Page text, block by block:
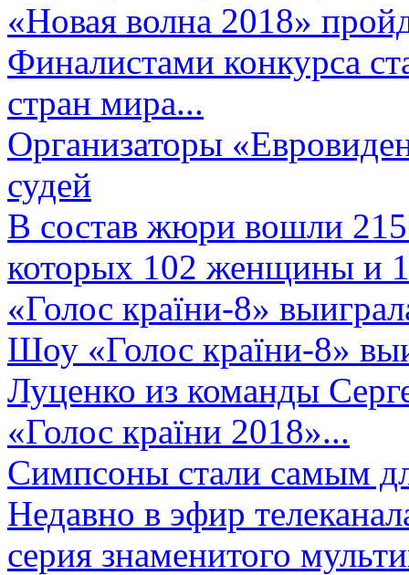
«Новая волна 2018»
Финалистами конкурса
стран мира...
Организаторы
судей
В состав жюри вошли 215
которых 102 женщины и
«Голос країни-8»
Шоу «Голос країни-8»
Луценко из команды
«Голос країни 2018»...
Симпсоны стали самым
Недавно в эфир
серия знаменитого